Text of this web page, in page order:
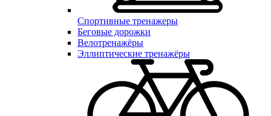
Спортивные тренажеры
Беговые дорожки
Велотренажёры
Эллиптические тренажёры